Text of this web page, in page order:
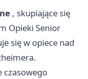
, skupiające się
Opieki Senior
się w opiece nad
czasowego